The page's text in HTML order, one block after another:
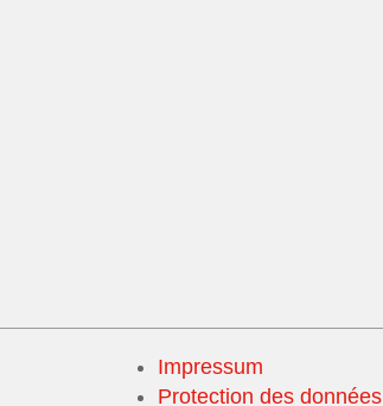
Impressum
Protection des données